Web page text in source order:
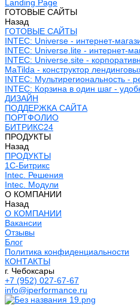
Landing Page
ГОТОВЫЕ САЙТЫ
Назад
ГОТОВЫЕ САЙТЫ
INTEC: Universe - интернет-
INTEC: Universe.lite - интернет-
INTEC: Universe.site -
MaTilda - конструктор
INTEC: Мультирегиональность -
INTEC: Корзина в один шаг -
ДИЗАЙН
ПОДДЕРЖКА САЙТА
ПОРТФОЛИО
БИТРИКС24
ПРОДУКТЫ
Назад
ПРОДУКТЫ
1С-Битрикс
Intec. Решения
Intec. Модули
О КОМПАНИИ
Назад
О КОМПАНИИ
Вакансии
Отзывы
Блог
Политика конфиденциальности
КОНТАКТЫ
г. Чебоксары
+7 (952) 027-67-67
info@iperformance.ru